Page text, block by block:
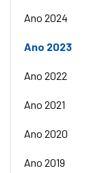
Ano 2024
Ano 2023
Ano 2022
Ano 2021
Ano 2020
Ano 2019